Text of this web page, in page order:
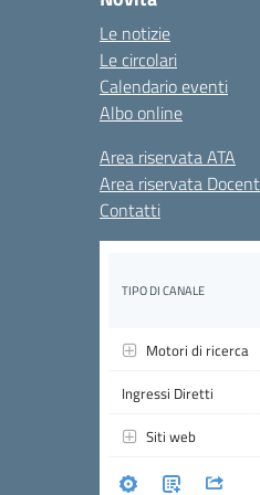
Le notizie
Le circolari
Calendario eventi
Albo online
Area riservata ATA
Area riservata
Contatti